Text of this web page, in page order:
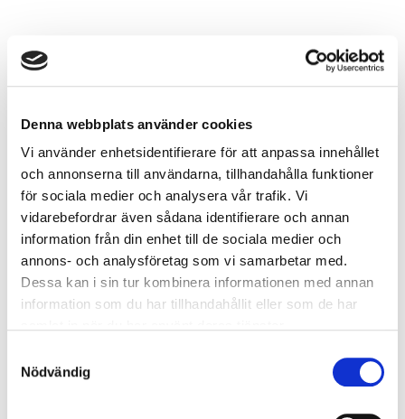
Denna webbplats använder cookies
Vi använder enhetsidentifierare för att anpassa innehållet
och annonserna till användarna, tillhandahålla funktioner
för sociala medier och analysera vår trafik. Vi
vidarebefordrar även sådana identifierare och annan
information från din enhet till de sociala medier och
annons- och analysföretag som vi samarbetar med.
Dessa kan i sin tur kombinera informationen med annan
information som du har tillhandahållit eller som de har
Nödvändig
Kia Business Lease